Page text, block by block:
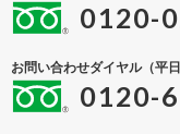
0120-
お問い合わせダイヤル（平
0120-